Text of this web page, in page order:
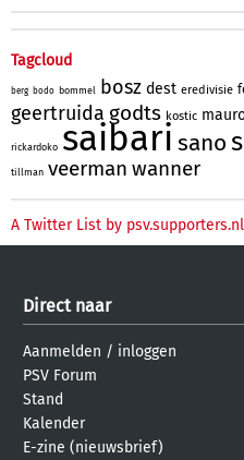
Tagcloud
berg bodo bommel bosz dest eredivisie
geertruida godts kostic
rickardoko saibari sano
tillman veerman wanner
A Twitter List by psv.supporters.nl
Direct naar
Aanmelden / inloggen
PSV Forum
Stand
Kalender
E-zine (nieuwsbrief)